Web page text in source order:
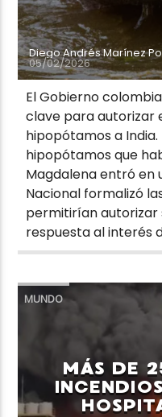
Diego Andrés Marínez
05/02/2026
El Gobierno
clave para autorizar
hipopótamos a
hipopótamos que
Magdalena entró en
Nacional formalizó
permitirían autorizar
respuesta al interés
MUNDO
MÁS DE